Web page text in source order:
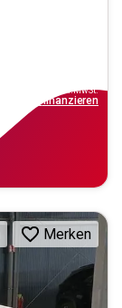
inkl.MwSt.
finanzieren
Merken